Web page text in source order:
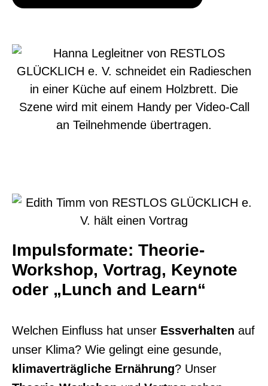
Impulsformate: Theorie-
Workshop, Vortrag, Keynote
oder „Lunch and Learn“
Welchen Einfluss hat unser Essverhalten auf
unser Klima? Wie gelingt eine gesunde,
klimaverträgliche Ernährung? Unser